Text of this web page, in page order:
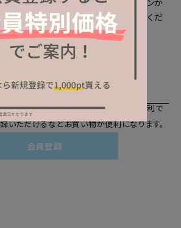
済みの方は、「LINEでログイン」ボタンか
。まだの方は、 LINEと会員連携
をしてくだ
みでないお客様
ますと、二度目のお買い物時にとても便利で
いただけるなどお買い物が便利になります。
会員登録